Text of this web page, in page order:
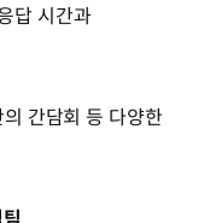
답 시간과
간담회 등 다양한